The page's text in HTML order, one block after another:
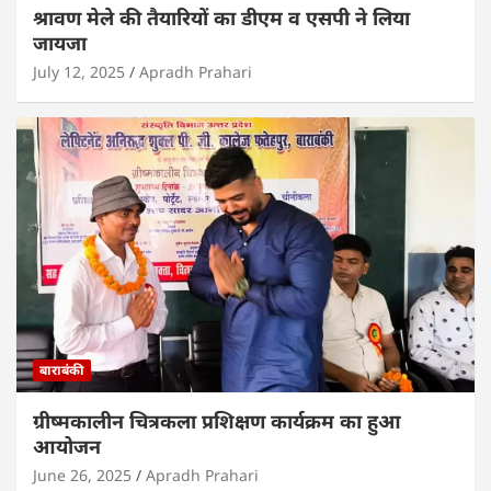
श्रावण मेले की तैयारियों का डीएम व एसपी ने लिया
जायजा
July 12, 2025 Apradh Prahari
बाराबंकी
ग्रीष्मकालीन चित्रकला प्रशिक्षण कार्यक्रम का हुआ
आयोजन
June 26, 2025 Apradh Prahari